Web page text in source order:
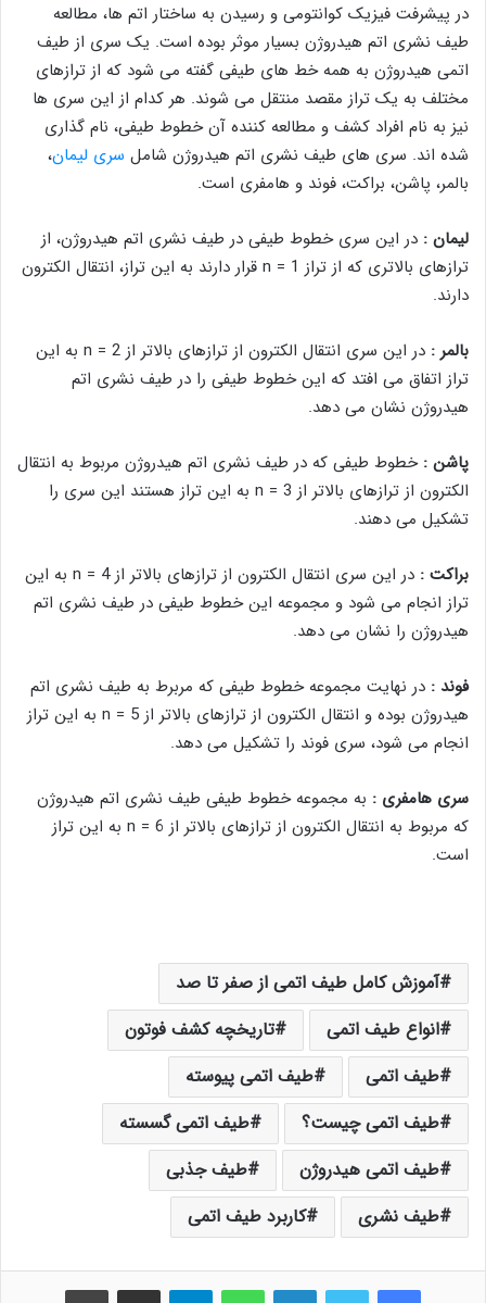
در پیشرفت فیزیک کوانتومی و رسیدن به ساختار اتم ها، مطالعه
طیف نشری اتم هیدروژن بسیار موثر بوده است. یک سری از طیف
اتمی هیدروژن به همه خط های طیفی گفته می شود که از ترازهای
مختلف به یک تراز مقصد منتقل می شوند. هر کدام از این سری ها
نیز به نام افراد کشف و مطالعه کننده آن خطوط طیفی، نام گذاری
شده اند. سری های طیف نشری اتم هیدروژن شامل سری لیمان،
بالمر، پاشن، براکت، فوند و هامفری است.
لیمان : در این سری خطوط طیفی در طیف نشری اتم هیدروژن، از
ترازهای بالاتری که از تراز n = 1 قرار دارند به این تراز، انتقال الکترون
دارند.
بالمر :
در این سری انتقال الکترون از ترازهای بالاتر از n = 2 به این
تراز اتفاق می افتد که این خطوط طیفی را در طیف نشری اتم
هیدروژن نشان می دهد.
پاشن : خطوط طیفی که در طیف نشری اتم هیدروژن مربوط به انتقال
الکترون از ترازهای بالاتر از n = 3 به این تراز هستند این سری را
تشکیل می دهند.
براکت :
در این سری انتقال الکترون از ترازهای بالاتر از n = 4 به این
تراز انجام می شود و مجموعه این خطوط طیفی در طیف نشری اتم
هیدروژن را نشان می دهد.
فوند : در نهایت مجموعه خطوط طیفی که مربرط به طیف نشری اتم
هیدروژن بوده و انتقال الکترون از ترازهای بالاتر از n = 5 به این تراز
انجام می شود، سری فوند را تشکیل می دهد.
سری هامفری : به مجموعه خطوط طیفی طیف نشری اتم هیدروژن
که مربوط به انتقال الکترون از ترازهای بالاتر از n = 6 به این تراز
است.
آموزش کامل طیف اتمی از صفر تا صد
انواع طیف اتمی
تاریخچه کشف فوتون
طیف اتمی
طیف اتمی پیوسته
طیف اتمی چیست؟
طیف اتمی گسسته
طیف اتمی هیدروژن
طیف جذبی
طیف نشری
کاربرد طیف اتمی
فیس بوک لینکدین واتس آپ اشتراک گذاری از طریق ایمیل